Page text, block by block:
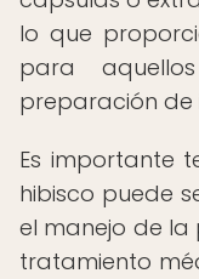
lo que
para
preparación de
Es importante
hibisco puede
el manejo de la
tratamiento